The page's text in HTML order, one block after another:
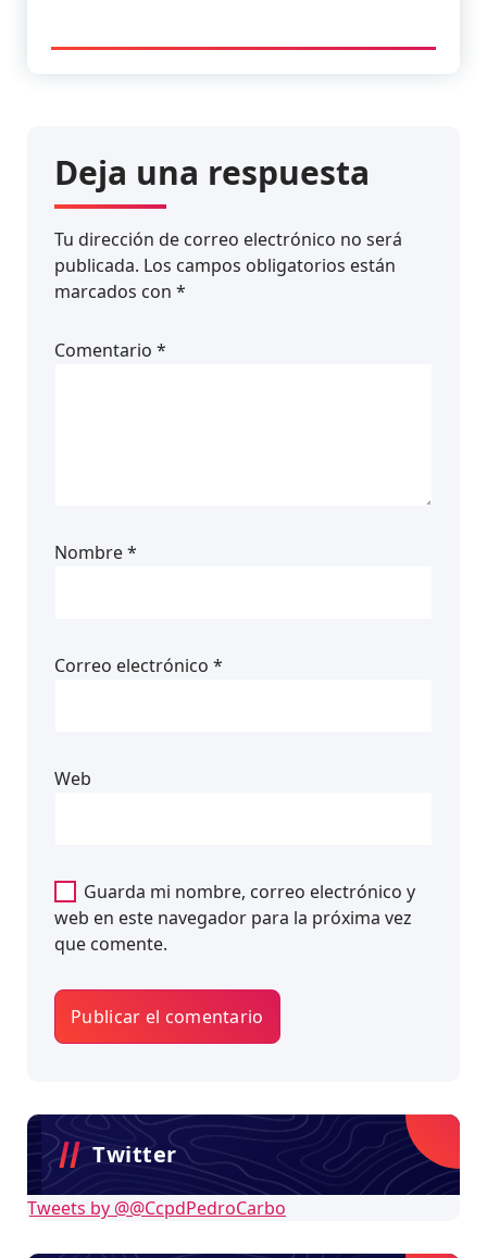
Deja una respuesta
Tu dirección de correo electrónico no será
publicada. Los campos obligatorios están
marcados con *
Comentario *
Nombre*
Correo electrónico *
Web
Guarda mi nombre, correo electrónico y
web en este navegador para la próxima vez
que comente.
Twitter
Tweets by @@CcpdPedroCarbo